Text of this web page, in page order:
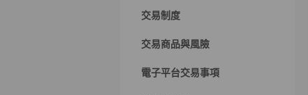
交易制度
交易商品與風險
電子平台交易事項